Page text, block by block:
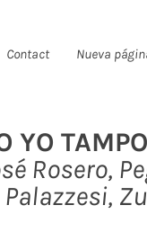
Contact Nueva
YO
Rosero,